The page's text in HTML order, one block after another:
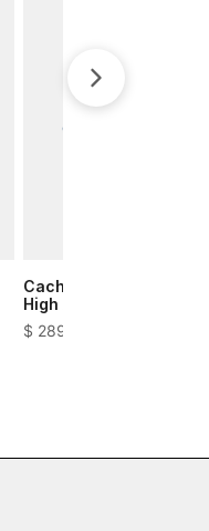
Cachucha Sportstyle
High ADJ Unisex
$ 289